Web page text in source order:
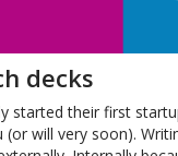
decks
started their first
will very soon).